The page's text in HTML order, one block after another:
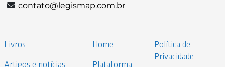
contato@legismap.com.br
Livros
Artigos e notícias
Home
Plataforma
Política de
Privacidade